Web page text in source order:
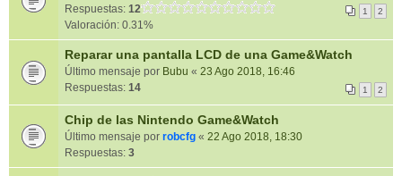
Respuestas: 12 1 2
Valoración: 0.31%
Reparar una pantalla LCD de una Game&Watch
Último mensaje por Bubu « 23 Ago 2018, 16:46
Respuestas: 14 1 2
Chip de las Nintendo Game&Watch
Último mensaje por robcfg « 22 Ago 2018, 18:30
Respuestas: 3